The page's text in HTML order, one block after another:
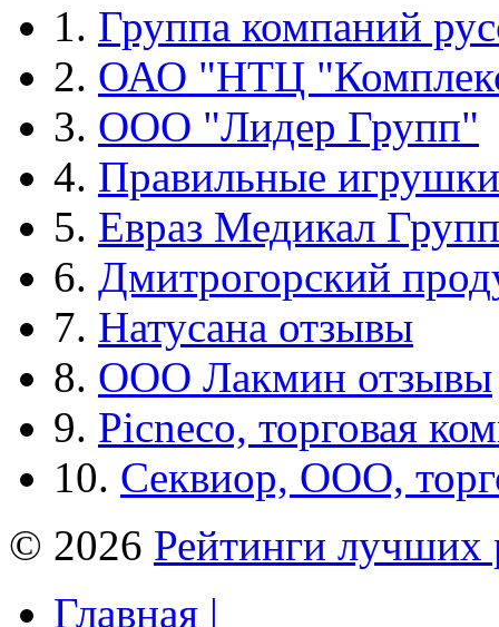
1. Группа компаний
2. ОАО "НТЦ
3. ООО "Лидер Групп"
4. Правильные игрушки
5. Евраз Медикал Групп
6. Дмитрогорский
7. Натусана отзывы
8. ООО Лакмин отзывы
9. Picneco, торговая
10. Секвиор, ООО,
© 2026 Рейтинги лучших
Главная |